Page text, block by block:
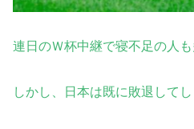
連日のＷ杯中継で寝不足の人
しかし、日本は既に敗退して